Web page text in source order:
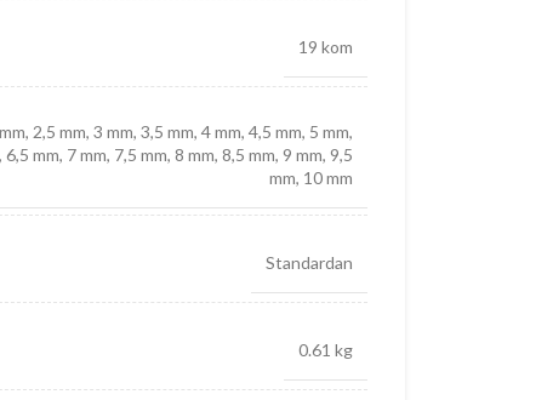
19 kom
2,5 mm, 3 mm, 3,5 mm, 4 mm, 4,5 mm, 5 mm,
6,5 mm, 7 mm, 7,5 mm, 8 mm, 8,5 mm, 9 mm, 9,5
mm, 10 mm
Standardan
0.61 kg